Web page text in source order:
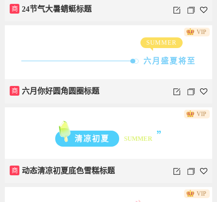
商 24节气大暑蜻蜓标题
SUMMER
六月盛夏将至
商 六月你好圆角圆圈标题
VIP
清凉初夏 SUMMER
商 动态清凉初夏底色雪糕标题
VIP
VIP